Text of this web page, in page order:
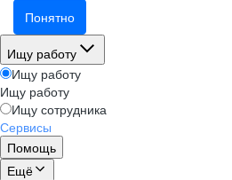
Понятно
Ищу работу
Ищу работу
Ищу работу
Ищу сотрудника
Сервисы
Помощь
Ещё